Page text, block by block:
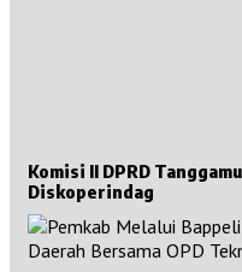
Komisi II DPRD
Diskoperindag